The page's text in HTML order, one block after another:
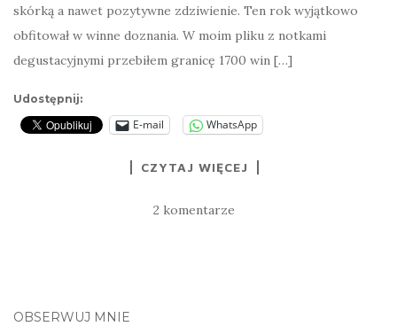
skórką a nawet pozytywne zdziwienie. Ten rok wyjątkowo
obfitował w winne doznania. W moim pliku z notkami
degustacyjnymi przebiłem granicę 1700 win […]
Udostępnij:
E-mail WhatsApp
CZYTAJ WIĘCEJ
2 komentarze
OBSERWUJ MNIE